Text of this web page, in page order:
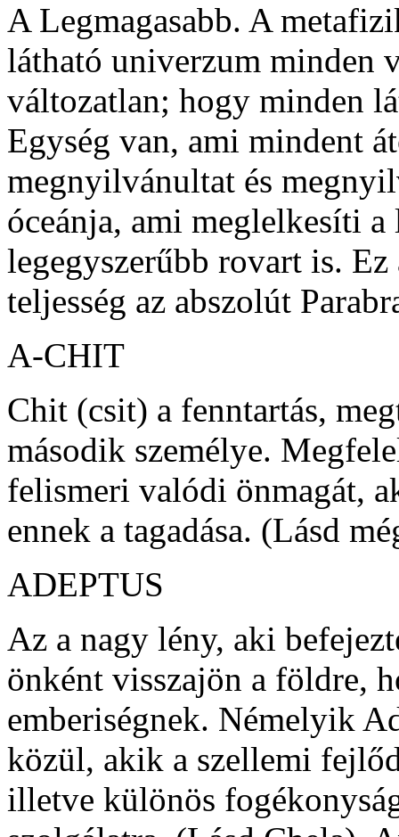
A Legmagasabb. A
látható univerzum minden
változatlan; hogy minden
Egység van, ami mindent
megnyilvánultat és
óceánja, ami meglelkesíti a
legegyszerűbb rovart is.
teljesség az abszolút
A-CHIT
Chit (csit) a fenntartás,
második személye.
felismeri valódi önmagát,
ennek a tagadása. (Lásd
ADEPTUS
Az a nagy lény, aki
önként visszajön a földre,
emberiségnek. Némelyik
közül, akik a szellemi
illetve különös